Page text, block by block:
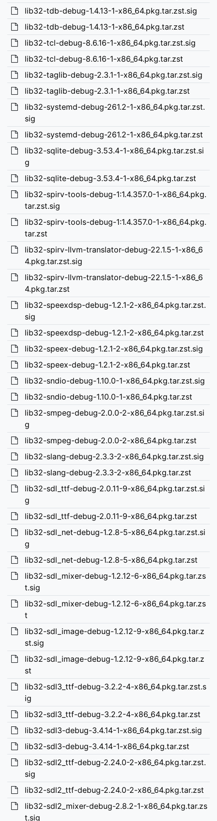
lib32-tdb-debug-1.4.13-1-x86_64.pkg.tar.zst.sig
lib32-tdb-debug-1.4.13-1-x86_64.pkg.tar.zst
lib32-tcl-debug-8.6.16-1-x86_64.pkg.tar.zst.sig
lib32-tcl-debug-8.6.16-1-x86_64.pkg.tar.zst
lib32-taglib-debug-2.3.1-1-x86_64.pkg.tar.zst.sig
lib32-taglib-debug-2.3.1-1-x86_64.pkg.tar.zst
lib32-systemd-debug-261.2-1-x86_64.pkg.tar.zst.
sig
lib32-systemd-debug-261.2-1-x86_64.pkg.tar.zst
lib32-sqlite-debug-3.53.4-1-x86_64.pkg.tar.zst.si
g
lib32-sqlite-debug-3.53.4-1-x86_64.pkg.tar.zst
lib32-spirv-tools-debug-1:1.4.357.0-1-x86_64.pkg.
tar.zst.sig
lib32-spirv-tools-debug-1:1.4.357.0-1-x86_64.pkg.
tar.zst
lib32-spirv-llvm-translator-debug-22.1.5-1-x86_6
4.pkg.tar.zst.sig
lib32-spirv-llvm-translator-debug-22.1.5-1-x86_6
4.pkg.tar.zst
lib32-speexdsp-debug-1.2.1-2-x86_64.pkg.tar.zst.
sig
lib32-speexdsp-debug-1.2.1-2-x86_64.pkg.tar.zst
lib32-speex-debug-1.2.1-2-x86_64.pkg.tar.zst.sig
lib32-speex-debug-1.2.1-2-x86_64.pkg.tar.zst
lib32-sndio-debug-1.10.0-1-x86_64.pkg.tar.zst.sig
lib32-sndio-debug-1.10.0-1-x86_64.pkg.tar.zst
lib32-smpeg-debug-2.0.0-2-x86_64.pkg.tar.zst.si
g
lib32-smpeg-debug-2.0.0-2-x86_64.pkg.tar.zst
lib32-slang-debug-2.3.3-2-x86_64.pkg.tar.zst.sig
lib32-slang-debug-2.3.3-2-x86_64.pkg.tar.zst
lib32-sdl_ttf-debug-2.0.11-9-x86_64.pkg.tar.zst.si
g
lib32-sdl_ttf-debug-2.0.11-9-x86_64.pkg.tar.zst
lib32-sdl_net-debug-1.2.8-5-x86_64.pkg.tar.zst.si
g
lib32-sdl_net-debug-1.2.8-5-x86_64.pkg.tar.zst
lib32-sdl_mixer-debug-1.2.12-6-x86_64.pkg.tar.zs
t.sig
lib32-sdl_mixer-debug-1.2.12-6-x86_64.pkg.tar.zs
t
lib32-sdl_image-debug-1.2.12-9-x86_64.pkg.tar.z
st.sig
lib32-sdl_image-debug-1.2.12-9-x86_64.pkg.tar.z
st
lib32-sdl3_ttf-debug-3.2.2-4-x86_64.pkg.tar.zst.s
ig
lib32-sdl3_ttf-debug-3.2.2-4-x86_64.pkg.tar.zst
lib32-sdl3-debug-3.4.14-1-x86_64.pkg.tar.zst.sig
lib32-sdl3-debug-3.4.14-1-x86_64.pkg.tar.zst
lib32-sdl2_ttf-debug-2.24.0-2-x86_64.pkg.tar.zst.
sig
lib32-sdl2_ttf-debug-2.24.0-2-x86_64.pkg.tar.zst
lib32-sdl2_mixer-debug-2.8.2-1-x86_64.pkg.tar.zs
t.sig